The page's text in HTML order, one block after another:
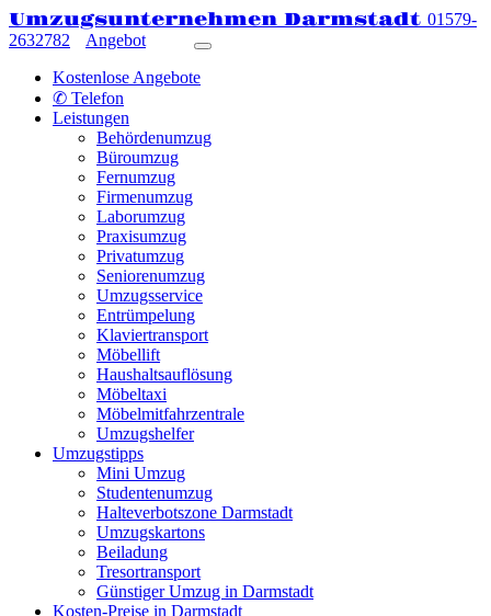
Umzugsunternehmen Darmstadt 01579-
2632782
Angebot
Kostenlose Angebote
✆ Telefon
Leistungen
Behördenumzug
Büroumzug
Fernumzug
Firmenumzug
Laborumzug
Praxisumzug
Privatumzug
Seniorenumzug
Umzugsservice
Entrümpelung
Klaviertransport
Möbellift
Haushaltsauflösung
Möbeltaxi
Möbelmitfahrzentrale
Umzugshelfer
Umzugstipps
Mini Umzug
Studentenumzug
Halteverbotszone Darmstadt
Umzugskartons
Beiladung
Tresortransport
Günstiger Umzug in Darmstadt
Kosten-Preise in Darmstadt